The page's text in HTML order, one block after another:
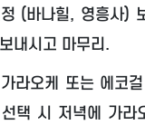
(바나힐, 영흥사)
내시고 마무리.
라오케 또는 에코
택 시 저녁에 가라